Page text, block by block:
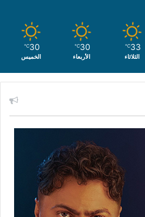
33
℃
الثلاثاء
30
℃
الأربعاء
30
℃
الخميس